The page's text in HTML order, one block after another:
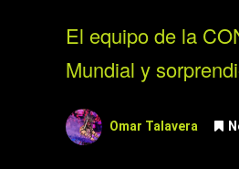
El equipo de la
Mundial y
Omar Talavera